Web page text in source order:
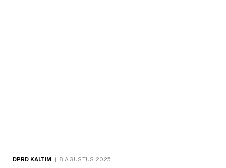
DPRD KALTIM 8 AGUSTUS 2025